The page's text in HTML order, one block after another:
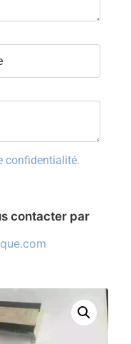
confidentialité.
contacter par